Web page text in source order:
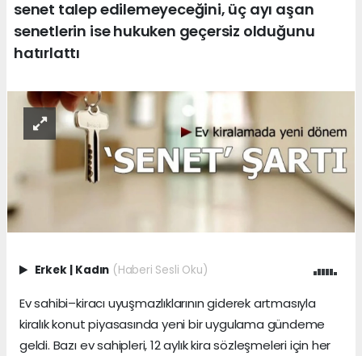
senet talep edilemeyeceğini, üç ayı aşan
senetlerin ise hukuken geçersiz olduğunu
hatırlattı
Erkek | Kadın (Haberi Sesli Oku)
Ev sahibi–kiracı uyuşmazlıklarının giderek artmasıyla
kiralık konut piyasasında yeni bir uygulama gündeme
geldi. Bazı ev sahipleri, 12 aylık kira sözleşmeleri için her